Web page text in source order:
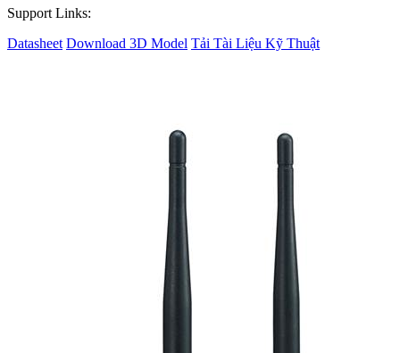
Support Links:
Datasheet Download 3D Model Tải Tài Liệu Kỹ Thuật